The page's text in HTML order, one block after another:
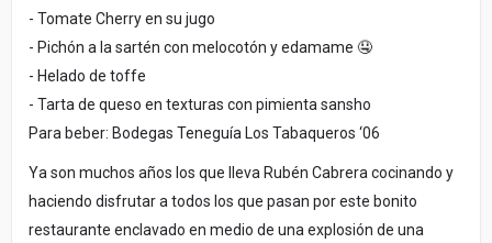
- Tomate Cherry en su jugo
- Pichón a la sartén con melocotón y edamame 🤤
- Helado de toffe
- Tarta de queso en texturas con pimienta sansho
Para beber: Bodegas Teneguía Los Tabaqueros ‘06
Ya son muchos años los que lleva Rubén Cabrera cocinando y
haciendo disfrutar a todos los que pasan por este bonito
restaurante enclavado en medio de una explosión de una